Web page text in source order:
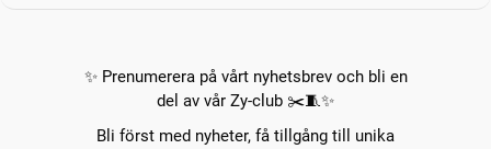
✨ Prenumerera på vårt nyhetsbrev och bli en
del av vår Zy-club ✂️🧵✨
Bli först med nyheter, få tillgång till unika